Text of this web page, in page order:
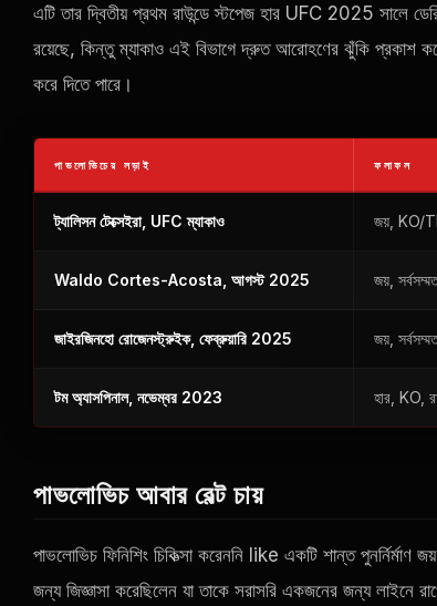
এটি তার দ্বিতীয় প্রথম রাউন্ডে স্টপেজ হার UFC 2025 সালে
রয়েছে, কিন্তু ম্যাকাও এই বিভাগে দ্রুত আরোহণের ঝুঁকি প্রকাশ
করে দিতে পারে।
পাভলোভিচের লড়াই ফলাফল
ট্যালিসন টেক্সেইরা, UFC ম্যাকাও জয়, KO/
Waldo Cortes-Acosta, আগস্ট 2025 জয়,
জাইরজিনহো রোজেনস্ট্রুইক, ফেব্রুয়ারি 2025 জয়,
টম অ্যাসপিনাল, নভেম্বর 2023 হার, KO,
পাভলোভিচ আবার বেল্ট চায়
পাভলোভিচ ফিনিশিং চিকিত্সা করেননি like একটি শান্ত পুনর্নির্মাণ
জন্য জিজ্ঞাসা করেছিলেন যা তাকে সরাসরি একজনের জন্য লাইনে